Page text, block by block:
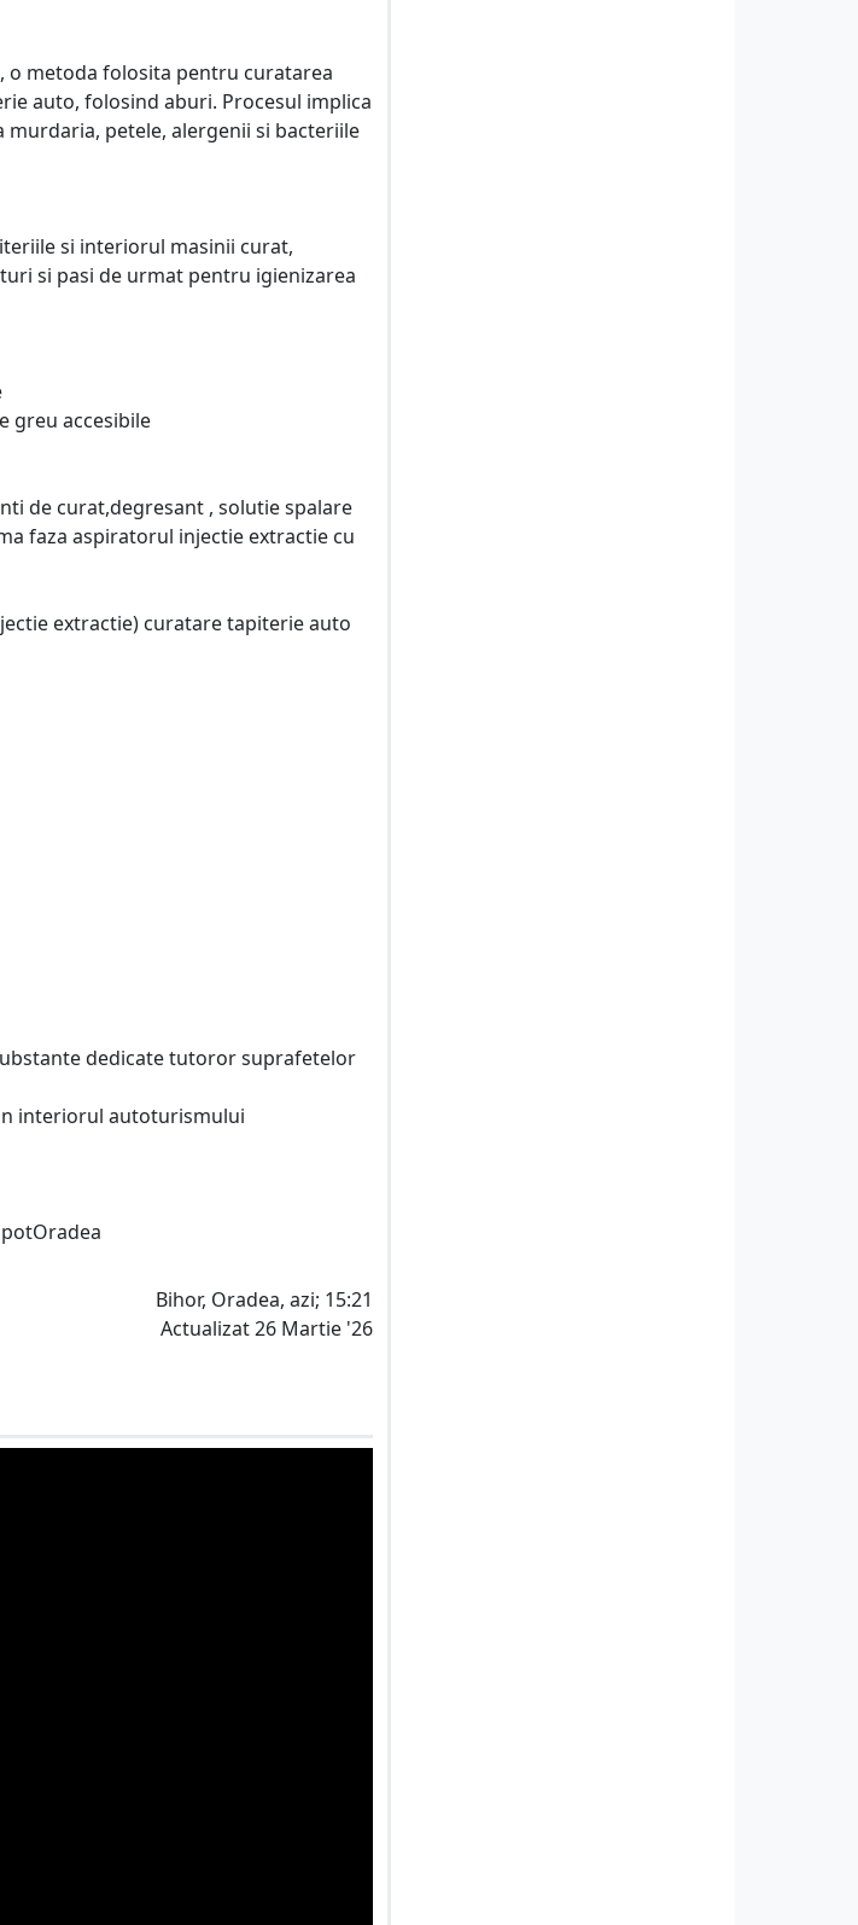
o metoda folosita pentru curatarea
auto, folosind aburi. Procesul implica
petele, alergenii si bacteriile
si interiorul masinii curat,
si pasi de urmat pentru igienizarea
greu accesibile
de curat,degresant , solutie spalare
faza aspiratorul injectie extractie cu
extractie) curatare tapiterie auto
dedicate tutoror suprafetelor
interiorul autoturismului
Bihor, Oradea, azi; 15:21
Actualizat 26 Martie '26